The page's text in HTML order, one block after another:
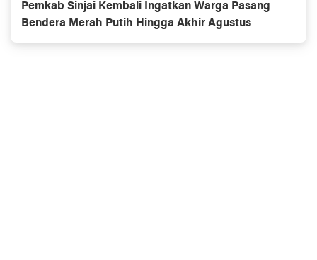
Pemkab Sinjai Kembali Ingatkan Warga Pasang
Bendera Merah Putih Hingga Akhir Agustus